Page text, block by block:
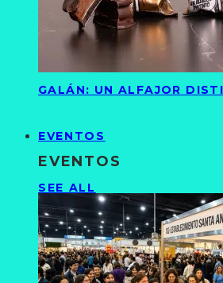
GALÁN: UN ALFAJOR
EVENTOS
EVENTOS
SEE ALL